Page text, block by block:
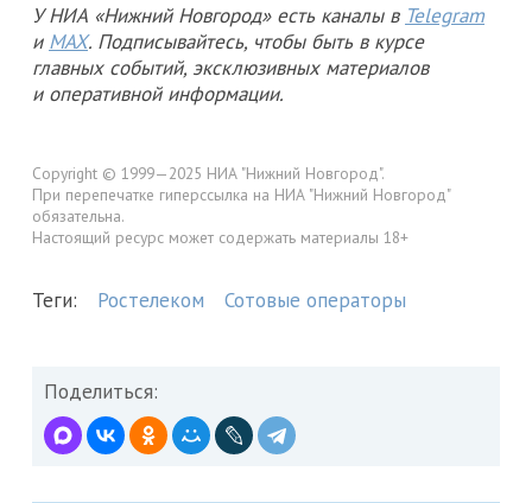
У НИА «Нижний Новгород» есть каналы в Telegram
и MAX. Подписывайтесь, чтобы быть в курсе
главных событий, эксклюзивных материалов
и оперативной информации.
Copyright © 1999—2025 НИА "Нижний Новгород".
При перепечатке гиперссылка на НИА "Нижний Новгород"
обязательна.
Настоящий ресурс может содержать материалы 18+
Теги: Ростелеком Сотовые операторы
Поделиться: